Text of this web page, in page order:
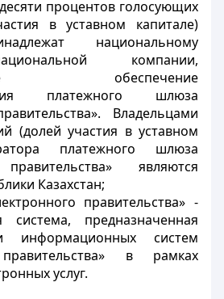
процентов голосующих
в уставном капитале)
национальному
компании,
обеспечение
платежного шлюза
Владельцами
(долей участия в уставном
платежного шлюза
являются
Казахстан;
правительства» -
система, предназначенная
информационных систем
правительства» в рамках
услуг.